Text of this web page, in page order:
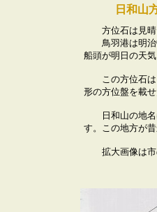
日和山
方位石は見晴
鳥羽港は明治
船頭が明日の天
この方位石は
形の方位盤を載
日和山の地名
す。この地方が
拡大画像は市